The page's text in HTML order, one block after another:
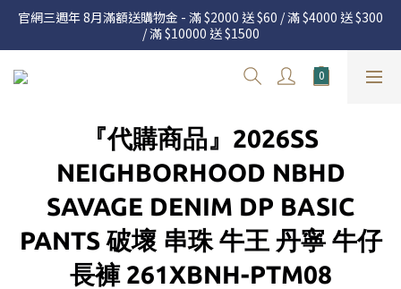
官網三週年 8月滿額送購物金 - 滿 $2000 送 $60 / 滿 $4000 送 $300
/ 滿 $10000 送 $1500
官網三週年 8月滿額送購物金 - 滿 $2000 送 $60 / 滿 $4000 送 $300
/ 滿 $10000 送 $1500
7.22 – 8.13 日本連線中，絕對讓你買到爆
度請詳閱公告
官網三週年 8月滿額送購物金 - 滿 $2000 送 $60 / 滿 $4000 送 $300
/ 滿 $10000 送 $1500
『代購商品』2026SS
NEIGHBORHOOD NBHD
SAVAGE DENIM DP BASIC
PANTS 破壞 串珠 牛王 丹寧 牛仔
長褲 261XBNH-PTM08